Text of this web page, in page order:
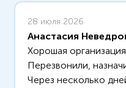
28 июля 2026
Анастасия
Хорошая
Перезвонили,
Через несколько